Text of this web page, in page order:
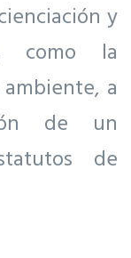
y
como la
a
de un
de